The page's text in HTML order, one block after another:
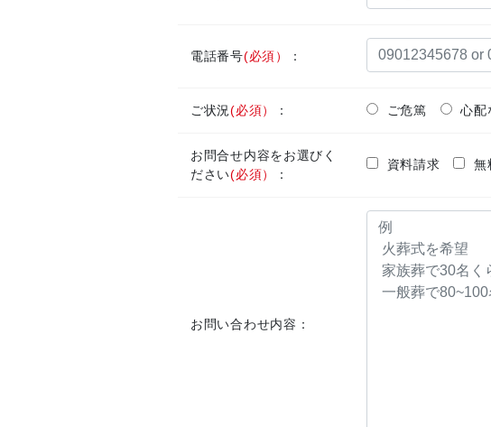
電話番号(必須） ：
ご状況(必須） ： ご危篤 心配
お問合せ内容をお選びく
ださい(必須） ：
資料請求 無
お問い合わせ内容：